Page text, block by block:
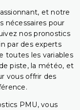
et notre
nécessaires pour
nos pronostics
par des experts
toutes les variables
piste, la météo, et
vous offrir des
PMU, vous